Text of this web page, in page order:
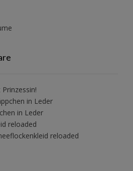
in Leder
in Leder
reloaded
reloaded